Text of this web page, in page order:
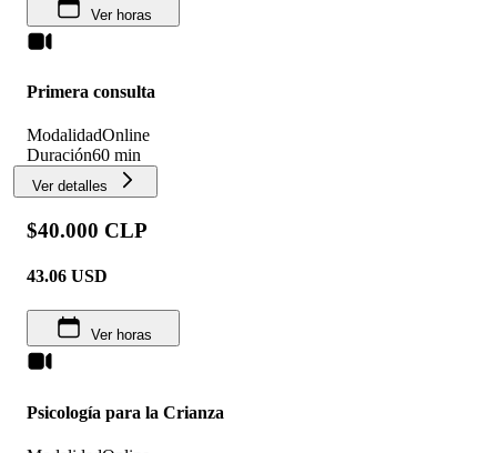
Ver horas
Primera consulta
ModalidadOnline
Duración60 min
Ver detalles
$40.000 CLP
43.06 USD
Ver horas
Psicología para la Crianza